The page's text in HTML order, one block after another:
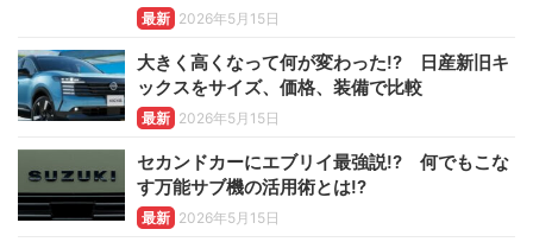
最新 2026年5月15日
大きく高くなって何が変わった!? 日産新旧キ
ックスをサイズ、価格、装備で比較
最新 2026年5月15日
セカンドカーにエブリイ最強説!? 何でもこな
す万能サブ機の活用術とは!?
最新 2026年5月15日